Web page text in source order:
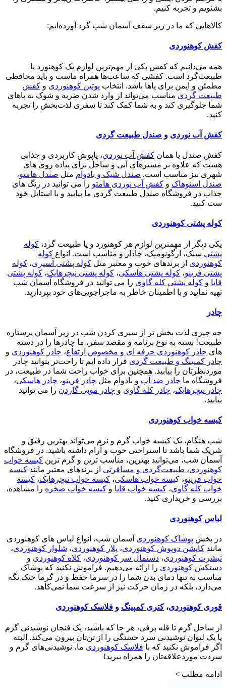
بشنویم و تجربه کنیم.
کالاهایی که ما در زیر سقف آسمان شب گرد آورده‌ایم:
کفش کوهنوردی
همه می‌دانیم که کفش یکی از مهم‌ترین لوازم یک کوهنورد یا
طبیعت‌گرد است. کفشی که ساعت‌ها همراه ماست و باید محافظی
مطمئن و ایمن برای پاها باشد. انتخاب پوتین کوهنوردی و کفش
طبیعت گردی مناسب می‌تواند از وارد شدن ضربه و شوک به پاهای
شما جلوگیری کند و به شما کمک کند تا سفری لذت‌بخش را تجربه
کنید.
کفش آب نوردی و صندل طبیعت گردی
کفش صندل یا همان کفش آب نوردی، پاپوش کاربردی و جذابی
هست که علاوه بر مسیرهای آبی و ساحل برای پیاده روی های
شهری نیز مناسب است. صندل شیک و بادوام مثل صندل هامتو،
صندل اسنوهاک و کفش آب نوردی هامتو را می توانید در رنگ های
جذاب در فروشگاه صندل طبیعت گردی ما بیابید و با استایل خود
ست کنید.
کوله پشتی کوهنوردی
یکی دیگر از مهمترین لوازم هر کوهنورد و یا طبیعت گرد، کوله
پشتی سبک، ارگونومیک، جادار و مناسب است. انواع کوله
کوهنوردی از برندهای خوب و معتبر مثل کوله پشتی آسپری، کوله
پشتی فرینو، کوله پشتی هاسکی، کوله پشتی نیچرهایک، کوله پشتی
قایا و کوله پشتی کله گاوی را می توانید در فروشگاه آسمان شب
تهیه نمایید و با اطمینان خاطر به ماجراجویی‌های خود بپردازید.
چادر
چه چیزی لذت بخش تر از سپری کردن شب در زیر آسمان پرستاره
طبیعت! بسته به نوع برنامه و مقصد سفر، ما چادرها را در دسته
های چادر کوهنوردی حرفه ای و مخصوص ارتفاع، چادر کوهنوردی و
چادر کمپینگ و طبیعت گردی قرار داده ایم تا راحت‌تر بتوانید چادر
موردنظرتان را بیابید. همچنین برای خواب راحت شما در طبیعت، در
فروشگاه ما چادر ضد آب و بادوام مثل چادر فرینو، چادر هاسکی،
چادر نیچرهایک، چادر کله گاوی و چادر موبی گاردن را می توانید
بیابید.
کیسه خواب کوهنوردی
شب هنگام، یک کیسه خواب گرم و نرم می‌تواند بهترین رفیق و
شریک شما باشد تا استراحتی خوب و آرام داشته باشید. در فروشگاه
آسمان شب، می‌توانید بهترین، مناسب ترین و گرم ترین کیسه خواب
کوهنوردی، طبیعت‌گردی و مسافرتی از برندهای معتبر مانند کیسه
خواب فرینو، کیسه خواب هاسکی، کیسه خواب نیچرهایک، کیسه
خواب کله گاوی، کیسه خواب قایا و کیسه خواب صخره را مشاهده،
بررسی و خریداری کنید.
لباس کوهنوردی
در بخش پوشاک کوهنوردی آسمان شب، انواع لباس های کوهنوردی
مانند کاپشن دوپوش کوهنوردی، پلار کوهنوردی، شلوار کوهنوردی،
تیشرت کوهنوردی، دستمال سر کوهنوردی، کلاه کوهنوردی و
دستکش کوهنوردی را ارائه می‌دهیم. فراموش نکنید که پوشاک
مناسب نه تنها دمای بدن شما را در سرما حفظ و در گرما خنک نگه
می‌دارد، بلکه در زمان حرکت نیز از سرعت شما نمی‌کاهد.
قوری کوهنوردی، کتری کمپینگ و فلاسک کوهنوردی
از ساحل گرم تا قله برفی، هر جا که باشید، یک فنجان نوشیدنی گرم
یا یک لیوان نوشیدنی سرد خستگی را از تن‌تان بیرون می‌کند. البته
اگر فراموش نکنید که با فلاسک کوهنوردی ما، نوشیدنی‌های گرم و
سردت موردعلاقه‌تان را همراه ببرید!
ادامه مطلب >